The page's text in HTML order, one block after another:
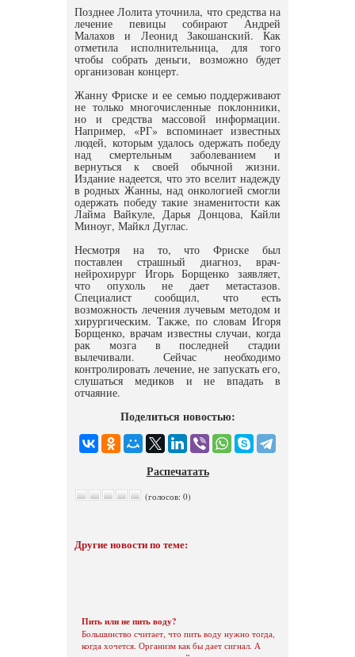
Позднее Лолита уточнила, что средства на
лечение певицы собирают Андрей
Малахов и Леонид Закошанский. Как
отметила исполнительница, для того
чтобы собрать деньги, возможно будет
организован концерт.
Жанну Фриске и ее семью поддерживают
не только многочисленные поклонники,
но и средства массовой информации.
Например, «РГ» вспоминает известных
людей, которым удалось одержать победу
над смертельным заболеванием и
вернуться к своей обычной жизни.
Издание надеется, что это вселит надежду
в родных Жанны, над онкологией смогли
одержать победу такие знаменитости как
Лайма Вайкуле, Дарья Донцова, Кайли
Миноуг, Майкл Дуглас.
Несмотря на то, что Фриске был
поставлен страшный диагноз, врач-
нейрохирург Игорь Борщенко заявляет,
что опухоль не дает метастазов.
Специалист сообщил, что есть
возможность лечения лучевым методом и
хирургическим. Также, по словам Игоря
Борщенко, врачам известны случаи, когда
рак мозга в последней стадии
вылечивали. Сейчас необходимо
контролировать лечение, не запускать его,
слушаться медиков и не впадать в
отчаяние.
Поделиться новостью:
Распечатать
(голосов: 0)
Другие новости по теме:
Пить или не пить воду?
Большинство считает, что пить воду нужно тогда,
когда хочется. Организм как бы дает сигнал. А